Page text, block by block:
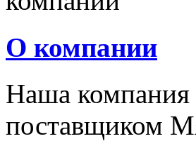
О компании
Наша
поставщиком